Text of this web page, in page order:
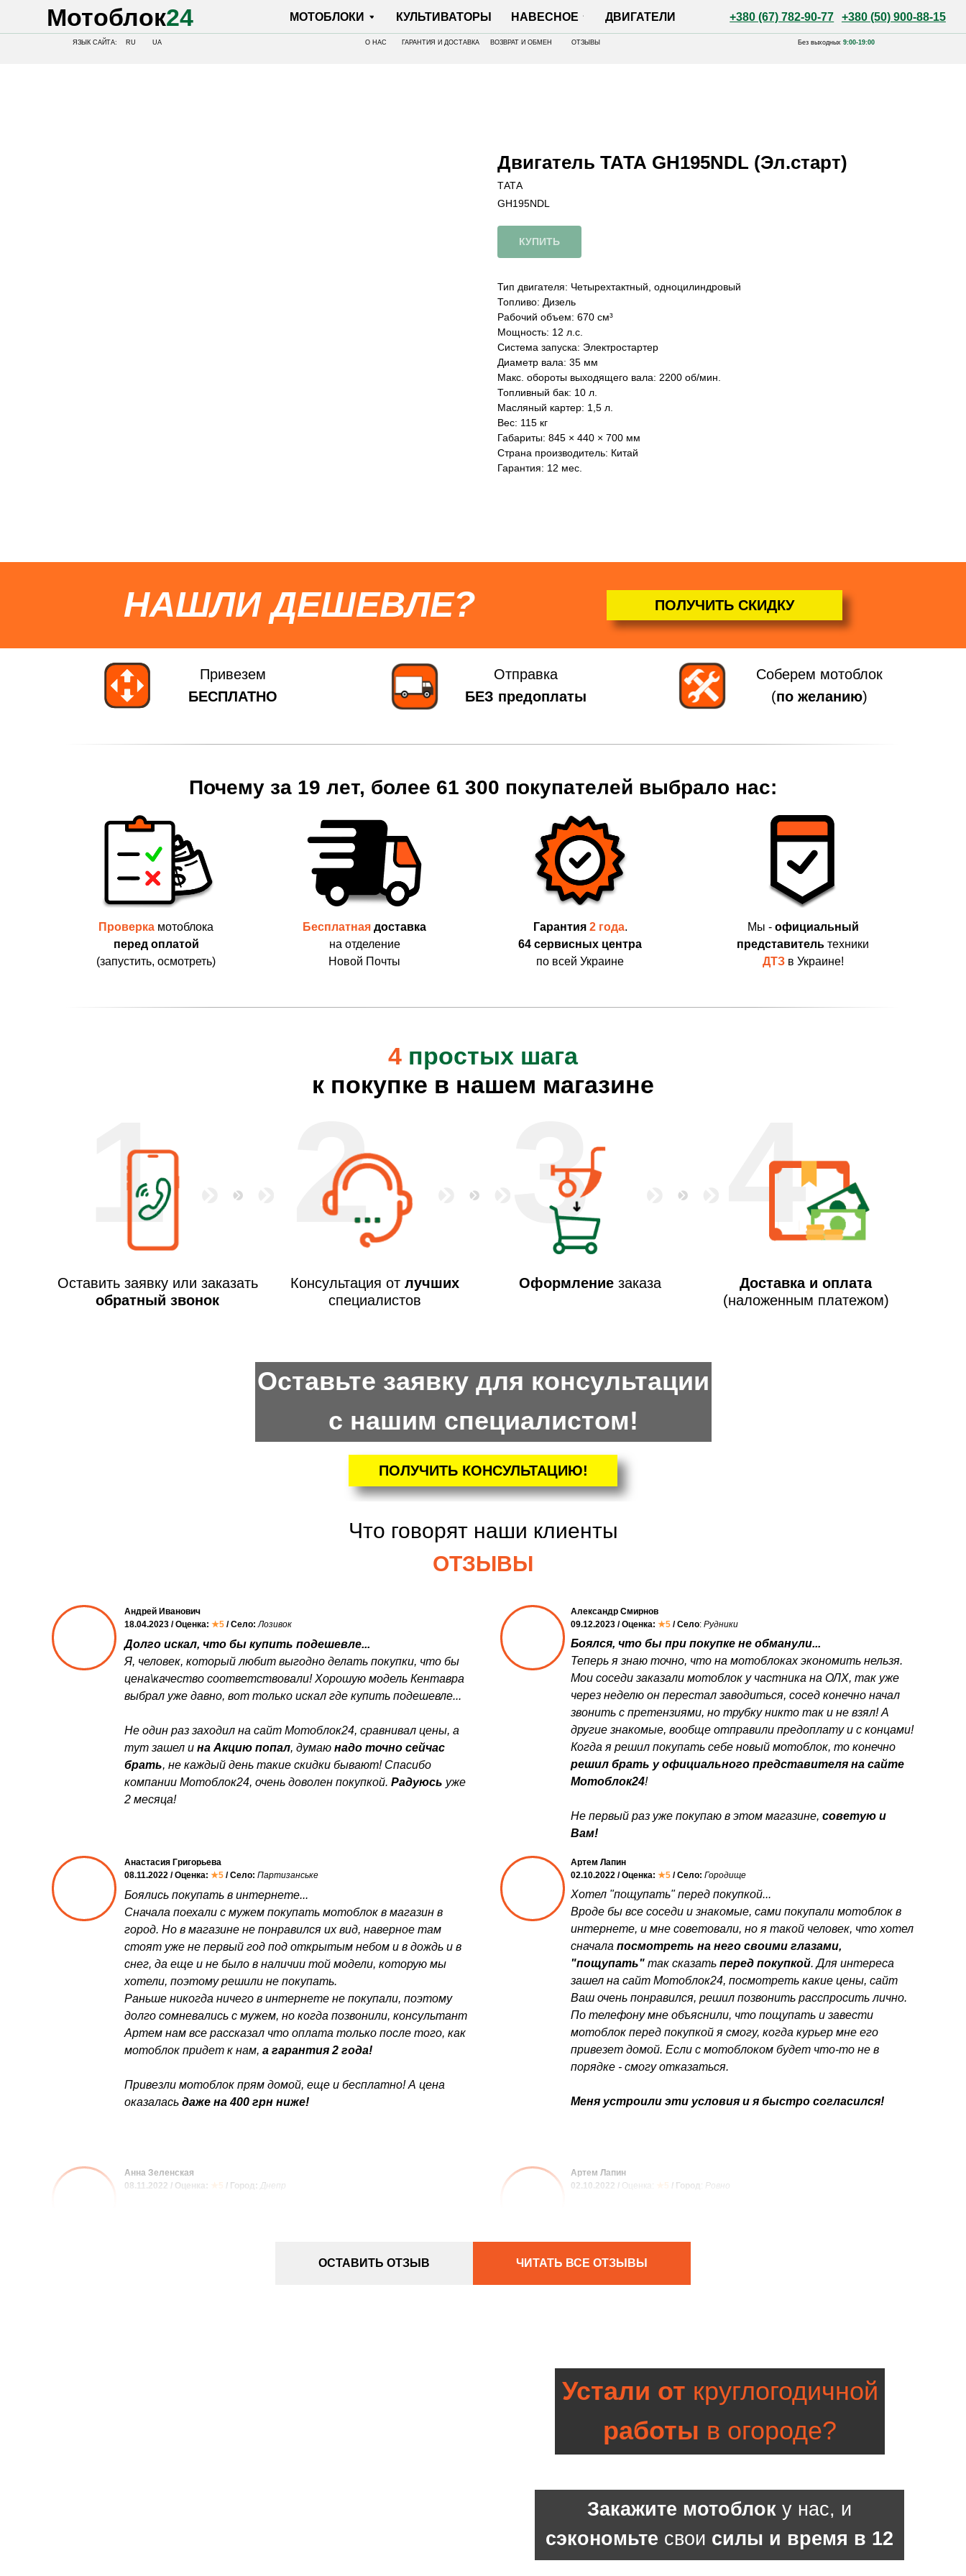
Мотоблок24 +380 (67) 782-90-77 +380 (50) 900-88-15
МОТОБЛОКИ КУЛЬТИВАТОРЫ НАВЕСНОЕ ДВИГАТЕЛИ
ЯЗЫК САЙТА:
Двигатель ТАТА GH195NDL (Эл.старт)
ТАТА
GH195NDL
КУПИТЬ
Тип двигателя: Четырехтактный, одноцилиндровый
Топливо: Дизель
Рабочий объем: 670 см³
Мощность: 12 л.с.
Система запуска: Электростартер
Диаметр вала: 35 мм
Макс. обороты выходящего вала: 2200 об/мин.
Топливный бак: 10 л.
Масляный картер: 1,5 л.
Вес: 115 кг
Габариты: 845 × 440 × 700 мм
Страна производитель: Китай
Гарантия: 12 мес.
НАШЛИ ДЕШЕВЛЕ? ПОЛУЧИТЬ СКИДКУ
Отправка
БЕЗ предоплаты
Привезем
БЕСПЛАТНО
Соберем мотоблок
(по желанию)
Почему за 19 лет, более 61 300 покупателей выбрало нас:
Проверка мотоблока
перед оплатой
(запустить, осмотреть)
Гарантия 2 года.
64 сервисных центра
по всей Украине
Бесплатная доставка
на отделение
Новой Почты
Мы - официальный
представитель техники
ДТЗ в Украине!
1 4
3
2
Оставить заявку или заказать
обратный звонок
Консультация от лучших
специалистов
Оформление заказа
Доставка и оплата
(наложенным платежом)
4 простых шага
к покупке в нашем магазине
ПОЛУЧИТЬ КОНСУЛЬТАЦИЮ!
Оставьте заявку для консультации
с нашим специалистом!
Что говорят наши клиенты
ОТЗЫВЫ
Хотел "пощупать" перед покупкой...
Вроде бы все соседи и знакомые, сами покупали мотоблок в
интернете, и мне советовали, но я такой человек, что хотел
сначала посмотреть на него своими глазами,
"пощупать" так сказать перед покупкой. Для интереса
зашел на сайт Мотоблок24, посмотреть какие цены, сайт
Ваш очень понравился, решил позвонить расспросить лично.
По телефону мне объяснили, что пощупать и завести
мотоблок перед покупкой я смогу, когда курьер мне его
привезет домой. Если с мотоблоком будет что-то не в
порядке - смогу отказаться.
Меня устроили эти условия и я быстро согласился!
Артем Лапин
02.10.2022 / Оценка: ★5 / Село: Городище
Боялся, что бы при покупке не обманули...
Теперь я знаю точно, что на мотоблоках экономить нельзя.
Мои соседи заказали мотоблок у частника на ОЛХ, так уже
через неделю он перестал заводиться, сосед конечно начал
звонить с претензиями, но трубку никто так и не взял! А
другие знакомые, вообще отправили предоплату и с концами!
Когда я решил покупать себе новый мотоблок, то конечно
решил брать у официального представителя на сайте
Мотоблок24!
Не первый раз уже покупаю в этом магазине, советую и
Вам!
Александр Смирнов
09.12.2023 / Оценка: ★5 / Село: Рудники
Боялись покупать в интернете...
Сначала поехали с мужем покупать мотоблок в магазин в
город. Но в магазине не понравился их вид, наверное там
стоят уже не первый год под открытым небом и в дождь и в
снег, да еще и не было в наличии той модели, которую мы
хотели, поэтому решили не покупать.
Раньше никогда ничего в интернете не покупали, поэтому
долго сомневались с мужем, но когда позвонили, консультант
Артем нам все рассказал что оплата только после того, как
мотоблок придет к нам, а гарантия 2 года!
Привезли мотоблок прям домой, еще и бесплатно! А цена
оказалась даже на 400 грн ниже!
Анастасия Григорьева
08.11.2022 / Оценка: ★5 / Село: Партизанське
Артем Лапин
02.10.2022 / Оценка: ★5 / Город : Ровно
Анна Зеленская
08.11.2022 / Оценка: ★5 / Город: Днепр
Долго искал, что бы купить подешевле...
Я, человек, который любит выгодно делать покупки, что бы
цена\качество соответствовали! Хорошую модель Кентавра
выбрал уже давно, вот только искал где купить подешевле...
Не один раз заходил на сайт Мотоблок24, сравнивал цены, а
тут зашел и на Акцию попал, думаю надо точно сейчас
брать, не каждый день такие скидки бывают! Спасибо
компании Мотоблок24, очень доволен покупкой. Радуюсь уже
2 месяца!
Андрей Иванович
18.04.2023 / Оценка: ★5 / Село: Лозивок
ОСТАВИТЬ ОТЗЫВ ЧИТАТЬ ВСЕ ОТЗЫВЫ
Закажите мотоблок у нас, и
сэкономьте свои силы и время в 12
Устали от круглогодичной
работы в огороде?